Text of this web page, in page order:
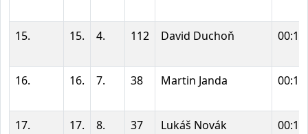
15. 15. 4. 112 David Duchoň
16. 16. 7. 38 Martin Janda
17. 17. 8. 37 Lukáš Novák